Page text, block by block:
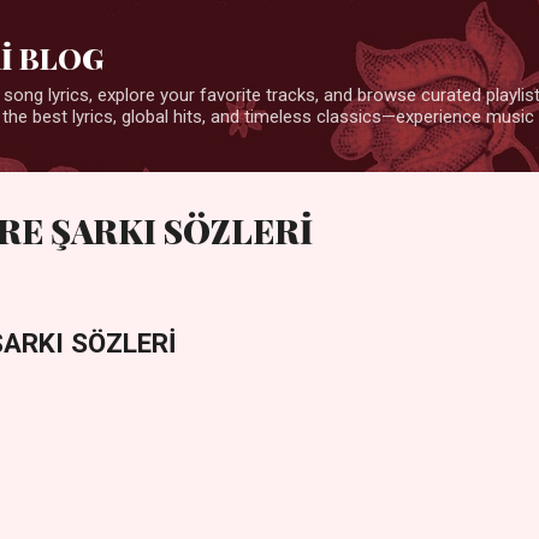
BLOG
lyrics, explore your favorite tracks, and browse curated
best lyrics, global hits, and timeless classics—experience music
ŞARKI SÖZLERİ
SÖZLERİ